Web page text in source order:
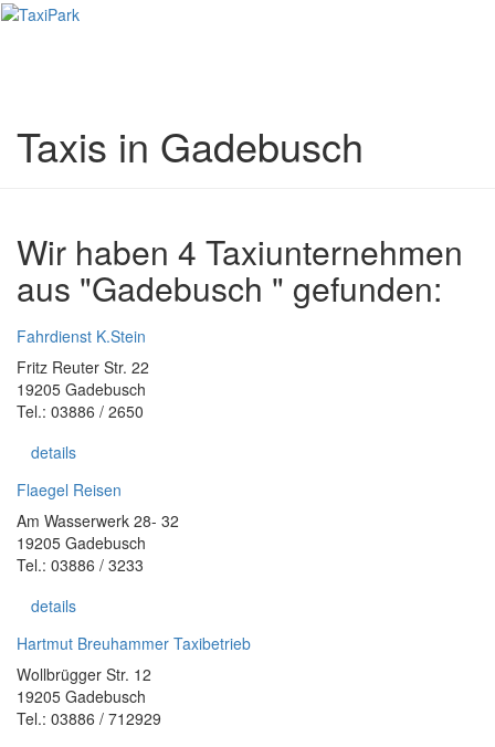
Taxis in Gadebusch
Wir haben 4 Taxiunternehmen
aus "Gadebusch " gefunden:
Fahrdienst K.Stein
Fritz Reuter Str. 22
19205 Gadebusch
Tel.: 03886 / 2650
details
Flaegel Reisen
Am Wasserwerk 28- 32
19205 Gadebusch
Tel.: 03886 / 3233
details
Hartmut Breuhammer Taxibetrieb
Wollbrügger Str. 12
19205 Gadebusch
Tel.: 03886 / 712929